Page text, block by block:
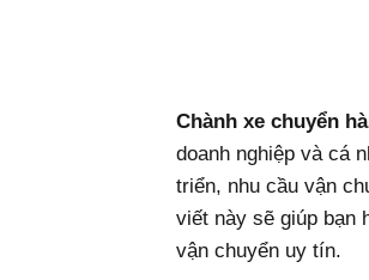
Chành xe chuyển
doanh nghiệp và cá
triển, nhu cầu vận
viết này sẽ giúp bạn
vận chuyển uy tín.